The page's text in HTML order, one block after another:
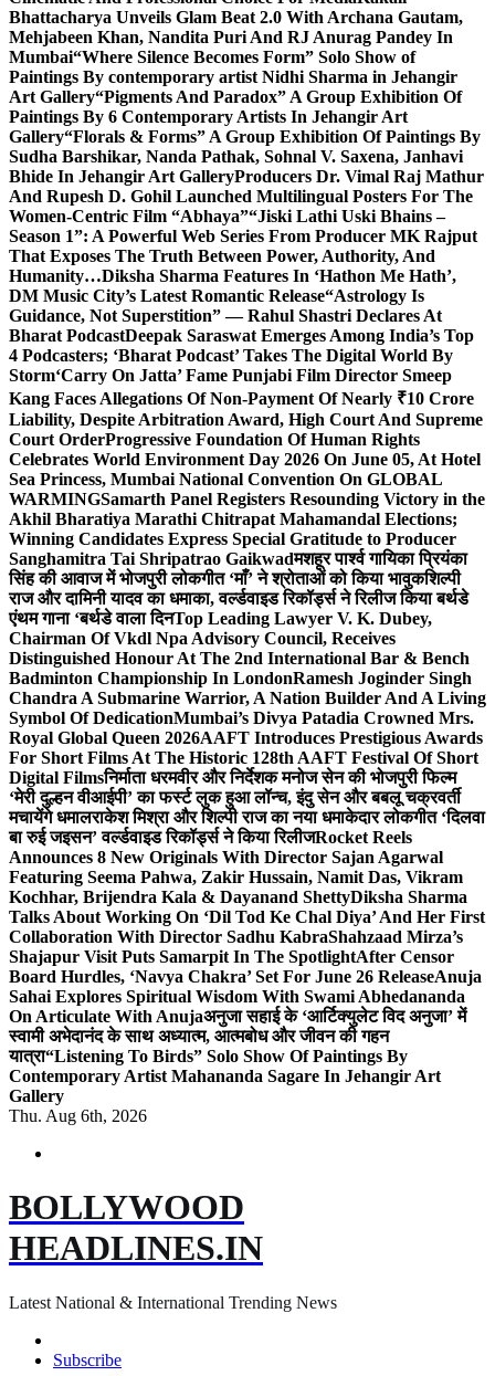
Bhattacharya Unveils Glam Beat 2.0 With Archana Gautam,
Mehjabeen Khan, Nandita Puri And RJ Anurag Pandey In
Mumbai“Where Silence Becomes Form” Solo Show of
Paintings By contemporary artist Nidhi Sharma in Jehangir
Art Gallery“Pigments And Paradox” A Group Exhibition Of
Paintings By 6 Contemporary Artists In Jehangir Art
Gallery“Florals & Forms” A Group Exhibition Of Paintings By
Sudha Barshikar, Nanda Pathak, Sohnal V. Saxena, Janhavi
Bhide In Jehangir Art GalleryProducers Dr. Vimal Raj Mathur
And Rupesh D. Gohil Launched Multilingual Posters For The
Women-Centric Film “Abhaya”“Jiski Lathi Uski Bhains –
Season 1”: A Powerful Web Series From Producer MK Rajput
That Exposes The Truth Between Power, Authority, And
Humanity…Diksha Sharma Features In ‘Hathon Me Hath’,
DM Music City’s Latest Romantic Release“Astrology Is
Guidance, Not Superstition” — Rahul Shastri Declares At
Bharat PodcastDeepak Saraswat Emerges Among India’s Top
4 Podcasters; ‘Bharat Podcast’ Takes The Digital World By
Storm‘Carry On Jatta’ Fame Punjabi Film Director Smeep
Kang Faces Allegations Of Non-Payment Of Nearly ₹10 Crore
Liability, Despite Arbitration Award, High Court And Supreme
Court OrderProgressive Foundation Of Human Rights
Celebrates World Environment Day 2026 On June 05, At Hotel
Sea Princess, Mumbai National Convention On GLOBAL
WARMINGSamarth Panel Registers Resounding Victory in the
Akhil Bharatiya Marathi Chitrapat Mahamandal Elections;
Winning Candidates Express Special Gratitude to Producer
Sanghamitra Tai Shripatrao Gaikwadमशहूर पार्श्व गायिका प्रियंका
सिंह की आवाज में भोजपुरी लोकगीत ‘माँ’ ने श्रोताओं को किया भावुकशिल्पी
राज और दामिनी यादव का धमाका, वर्ल्डवाइड रिकॉर्ड्स ने रिलीज किया बर्थडे
एंथम गाना ‘बर्थडे वाला दिनTop Leading Lawyer V. K. Dubey,
Chairman Of Vkdl Npa Advisory Council, Receives
Distinguished Honour At The 2nd International Bar & Bench
Badminton Championship In LondonRamesh Joginder Singh
Chandra A Submarine Warrior, A Nation Builder And A Living
Symbol Of DedicationMumbai’s Divya Patadia Crowned Mrs.
Royal Global Queen 2026AAFT Introduces Prestigious Awards
For Short Films At The Historic 128th AAFT Festival Of Short
Digital Filmsनिर्माता धरमवीर और निर्देशक मनोज सेन की भोजपुरी फिल्म
‘मेरी दुल्हन वीआईपी’ का फर्स्ट लुक हुआ लॉन्च, इंदु सेन और बबलू चक्रवर्ती
मचायेंगे धमालराकेश मिश्रा और शिल्पी राज का नया धमाकेदार लोकगीत ‘दिलवा
बा रुई जइसन’ वर्ल्डवाइड रिकॉर्ड्स ने किया रिलीजRocket Reels
Announces 8 New Originals With Director Sajan Agarwal
Featuring Seema Pahwa, Zakir Hussain, Namit Das, Vikram
Kochhar, Brijendra Kala & Dayanand ShettyDiksha Sharma
Talks About Working On ‘Dil Tod Ke Chal Diya’ And Her First
Collaboration With Director Sadhu KabraShahzaad Mirza’s
Shajapur Visit Puts Samarpit In The SpotlightAfter Censor
Board Hurdles, ‘Navya Chakra’ Set For June 26 ReleaseAnuja
Sahai Explores Spiritual Wisdom With Swami Abhedananda
On Articulate With Anujaअनुजा सहाई के ‘आर्टिक्युलेट विद अनुजा’ में
स्वामी अभेदानंद के साथ अध्यात्म, आत्मबोध और जीवन की गहन
यात्रा“Listening To Birds” Solo Show Of Paintings By
Contemporary Artist Mahananda Sagare In Jehangir Art
Gallery
Thu. Aug 6th, 2026
BOLLYWOOD
HEADLINES.IN
Latest National & International Trending News
Subscribe